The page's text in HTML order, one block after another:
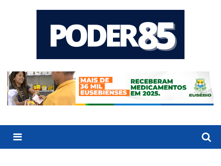
Menu